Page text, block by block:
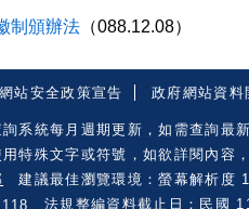
制頒辦法 （088.12.08）
網站安全政策宣告 政府網站資料
系統每月週期更新，如需查詢最
特殊文字或符號，如欲詳閱內容
建議最佳瀏覽環境：螢幕解析度
法規整編資料截止日：民國